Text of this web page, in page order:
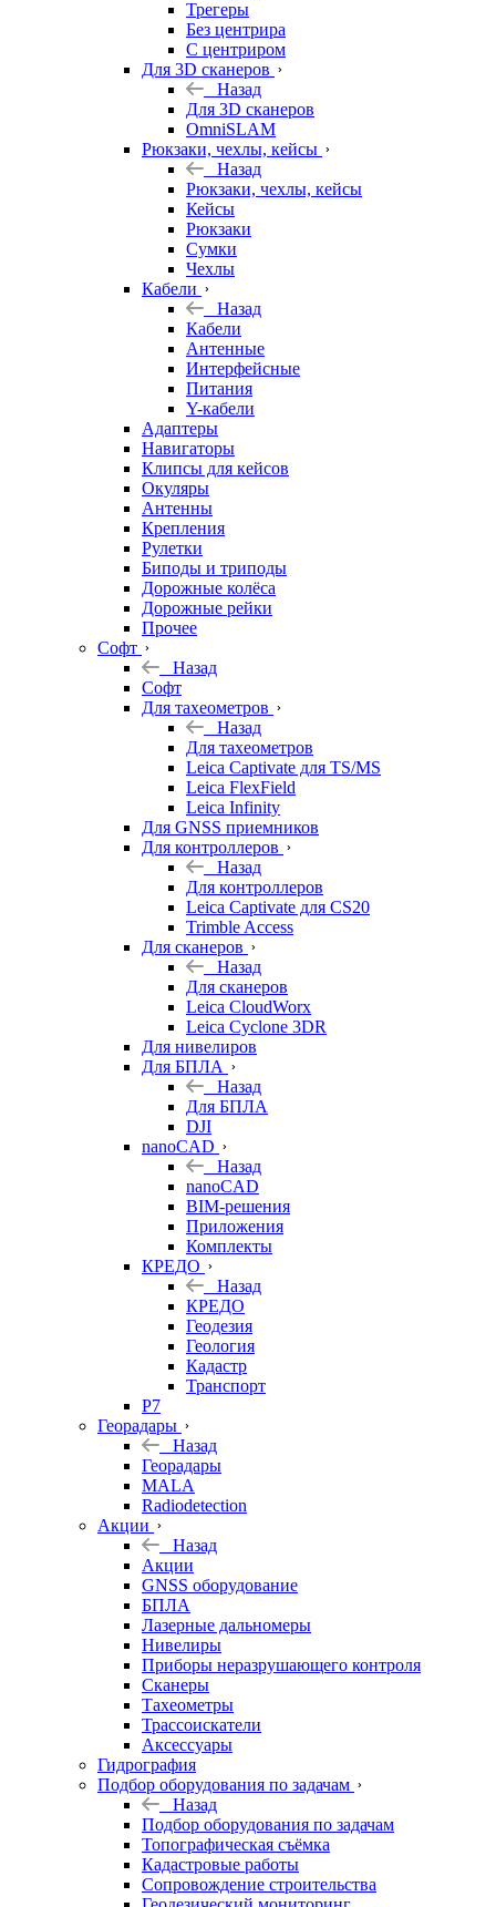
Трегеры
Без центрира
С центриром
Для 3D сканеров
Назад
Для 3D сканеров
OmniSLAM
Рюкзаки, чехлы, кейсы
Назад
Рюкзаки, чехлы, кейсы
Кейсы
Рюкзаки
Сумки
Чехлы
Кабели
Назад
Кабели
Антенные
Интерфейсные
Питания
Y-кабели
Адаптеры
Навигаторы
Клипсы для кейсов
Окуляры
Антенны
Крепления
Рулетки
Биподы и триподы
Дорожные колёса
Дорожные рейки
Прочее
Софт
Назад
Софт
Для тахеометров
Назад
Для тахеометров
Leica Captivate для TS/MS
Leica FlexField
Leica Infinity
Для GNSS приемников
Для контроллеров
Назад
Для контроллеров
Leica Captivate для CS20
Trimble Access
Для сканеров
Назад
Для сканеров
Leica CloudWorx
Leica Cyclone 3DR
Для нивелиров
Для БПЛА
Назад
Для БПЛА
DJI
nanoCAD
Назад
nanoCAD
BIM-решения
Приложения
Комплекты
КРЕДО
Назад
КРЕДО
Геодезия
Геология
Кадастр
Транспорт
Р7
Георадары
Назад
Георадары
MALA
Radiodetection
Акции
Назад
Акции
GNSS оборудование
БПЛА
Лазерные дальномеры
Нивелиры
Приборы неразрушающего контроля
Сканеры
Тахеометры
Трассоискатели
Аксессуары
Гидрография
Подбор оборудования по задачам
Назад
Подбор оборудования по задачам
Топографическая съёмка
Кадастровые работы
Сопровождение строительства